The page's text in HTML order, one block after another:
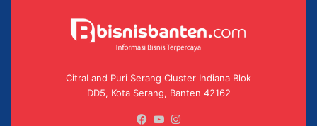
CitraLand Puri Serang Cluster Indiana Blok
DD5, Kota Serang, Banten 42162
Facebook
YouTube